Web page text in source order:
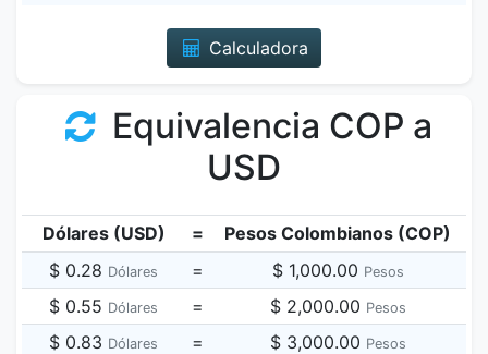
Calculadora
Equivalencia COP a
USD
Dólares (USD) =
Pesos Colombianos (COP)
$ 0.28 Dólares = $ 1,000.00 Pesos
$ 0.55 Dólares = $ 2,000.00 Pesos
$ 0.83 Dólares = $ 3,000.00 Pesos